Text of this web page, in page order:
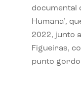
documental
Humana’,
2022, junto
Figueiras,
punto